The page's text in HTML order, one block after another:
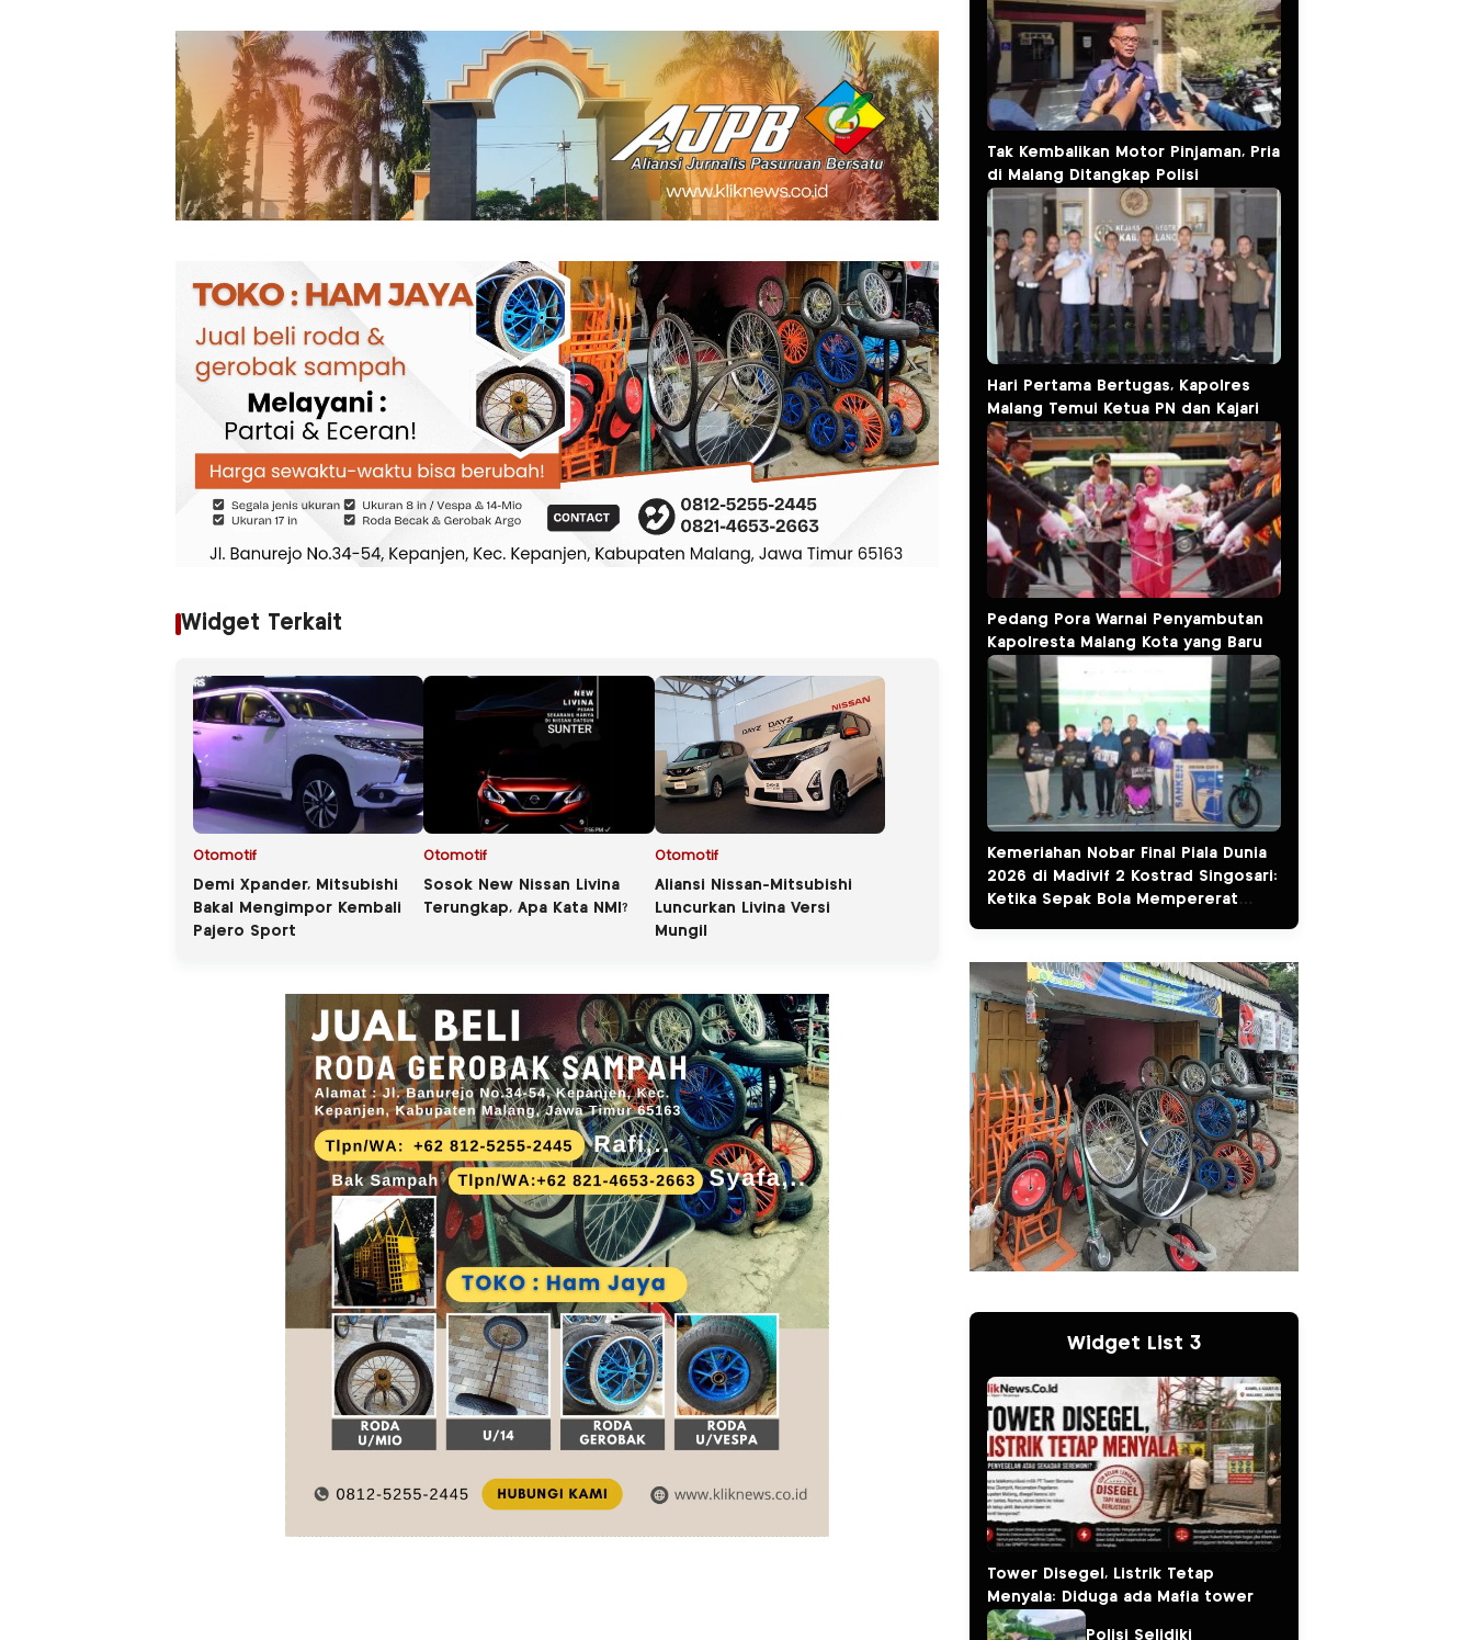
Widget Terkait
Otomotif
Demi Xpander, Mitsubishi
Bakal Mengimpor Kembali
Pajero Sport
Otomotif
Sosok New Nissan Livina
Terungkap, Apa Kata NMI?
Otomotif
Aliansi Nissan-Mitsubishi
Luncurkan Livina Versi
Mungil
Tak Kembalikan Motor Pinjaman, Pria
di Malang Ditangkap Polisi
Hari Pertama Bertugas, Kapolres
Malang Temui Ketua PN dan Kajari
Pedang Pora Warnai Penyambutan
Kapolresta Malang Kota yang Baru
Kemeriahan Nobar Final Piala Dunia
2026 di Madivif 2 Kostrad Singosari:
Ketika Sepak Bola Mempererat
Widget List 3
Tower Disegel, Listrik Tetap
Menyala: Diduga ada Mafia tower
Polisi Selidiki